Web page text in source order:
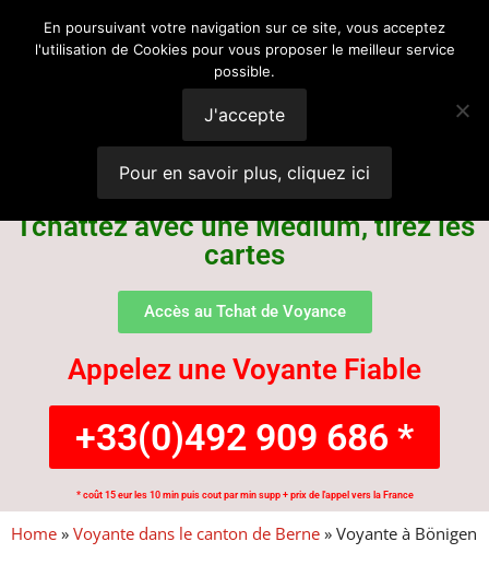
Voyance
Suisse
Tchattez avec une Médium, tirez les
cartes
Accès au Tchat de Voyance
Appelez une Voyante Fiable
+33(0)492 909 686 *
* coût 15 eur les 10 min puis cout par min supp + prix de l'appel vers la France
Home » Voyante dans le canton de Berne » Voyante à Bönigen
En poursuivant votre navigation sur ce site, vous acceptez
l'utilisation de Cookies pour vous proposer le meilleur service
possible.
J'accepte
Pour en savoir plus, cliquez ici